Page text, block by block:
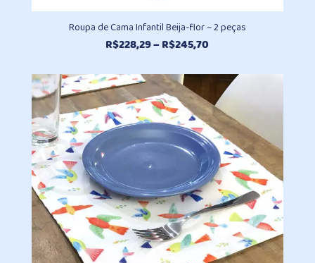
Roupa de Cama Infantil Beija-flor – 2 peças
R$228,29–R$245,70
preço:
R$228,29
através
R$245,70